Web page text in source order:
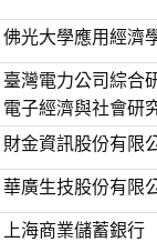
佛光大學應用經濟
臺灣電力公司綜合
電子經濟與社會研
財金資訊股份有限
華廣生技股份有限
上海商業儲蓄銀行